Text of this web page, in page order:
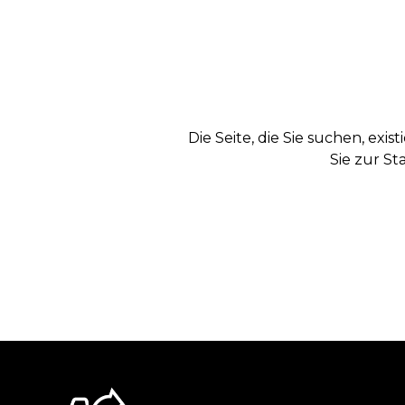
Die Seite, die Sie suchen,
Sie zur